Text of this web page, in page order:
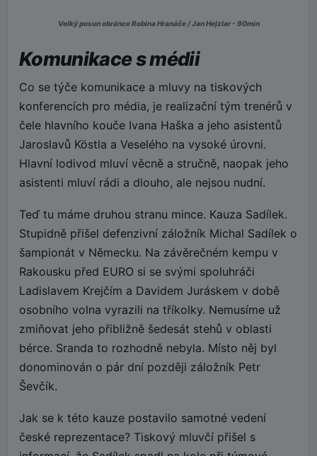
Velký posun obránce Robina Hranáče / Jan Hejzlar - 90min
Komunikace s médii
Co se týče komunikace a mluvy na tiskových
konferencích pro média, je realizační tým trenérů v
čele hlavního kouče Ivana Haška a jeho asistentů
Jaroslavů Köstla a Veselého na vysoké úrovni.
Hlavní lodivod mluví věcně a stručně, naopak jeho
asistenti mluví rádi a dlouho, ale nejsou nudní.
Teď tu máme druhou stranu mince. Kauza Sadílek.
Stupidně přišel defenzivní záložník Michal Sadílek o
šampionát v Německu. Na závěrečném kempu v
Rakousku před EURO si se svými spoluhráči
Ladislavem Krejčím a Davidem Juráskem v době
osobního volna vyrazili na tříkolky. Nemusíme už
zmiňovat jeho přibližně šedesát stehů v oblasti
bérce. Sranda to rozhodně nebyla. Místo něj byl
donominován o pár dní později záložník Petr
Ševčík.
Jak se k této kauze postavilo samotné vedení
české reprezentace? Tiskový mluvčí přišel s